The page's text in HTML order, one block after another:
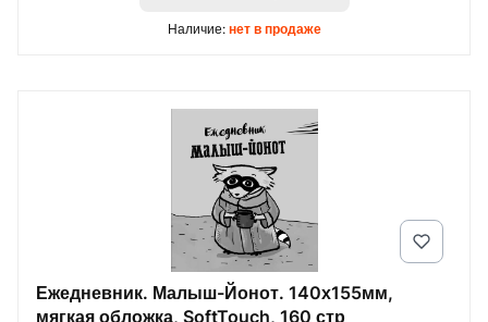
Наличие: нет в продаже
Ежедневник. Малыш-Йонот. 140х155мм,
мягкая обложка, SoftTouch, 160 стр